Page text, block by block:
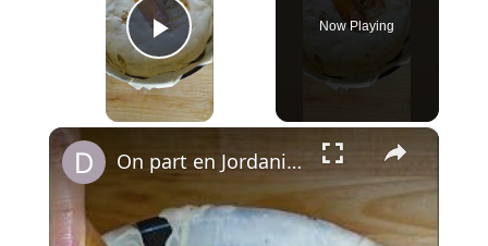
Play Video
Now Playing
×
On part en Jordanie avec El Makmoura, un grand plat de fête en couches de pâte maison